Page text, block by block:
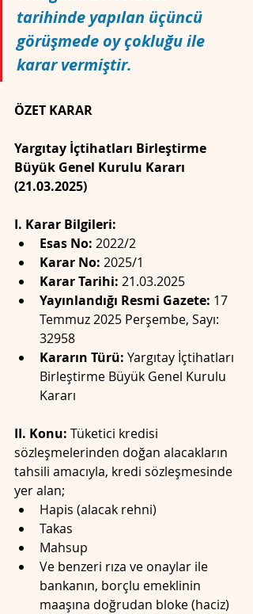
tarihinde yapılan üçüncü
görüşmede oy çokluğu ile
karar vermiştir.
ÖZET KARAR
Yargıtay İçtihatları Birleştirme
Büyük Genel Kurulu Kararı
(21.03.2025)
I. Karar Bilgileri:
Esas No: 2022/2
Karar No: 2025/1
Karar Tarihi: 21.03.2025
Yayınlandığı Resmi Gazete: 17
Temmuz 2025 Perşembe, Sayı:
32958
Kararın Türü: Yargıtay İçtihatları
Birleştirme Büyük Genel Kurulu
Kararı
II. Konu: Tüketici kredisi
sözleşmelerinden doğan alacakların
tahsili amacıyla, kredi sözleşmesinde
yer alan;
Hapis (alacak rehni)
Takas
Mahsup
Ve benzeri rıza ve onaylar ile
bankanın, borçlu emeklinin
maaşına doğrudan bloke (haciz)